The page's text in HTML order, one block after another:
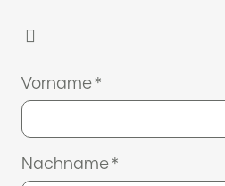
Vorname*
Nachname*